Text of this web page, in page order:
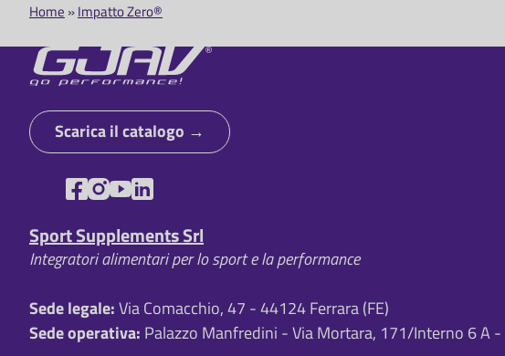
B
r
i
c
l
e
d
i
Home Impatto Zero®
Scarica il catalogo
Sport Supplements Srl
Integratori alimentari per lo sport e la performance
Sede legale:Via Comacchio, 47 - 44124 Ferrara (FE)
Sede operativa: Palazzo Manfredini - Via Mortara, 171/Interno 6 A -